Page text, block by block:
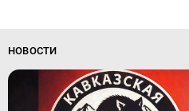
НОВОСТИ